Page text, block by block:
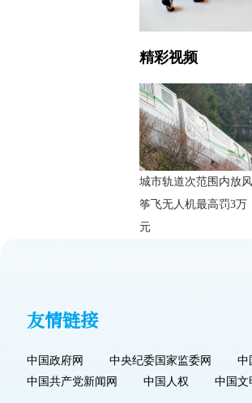
精彩视频
城市轨道次范围内放风
筝飞无人机最高罚3万
元
友情链接
中国政府网 中央纪委国家监委网 中
中国共产党新闻网
中国人权 中国文